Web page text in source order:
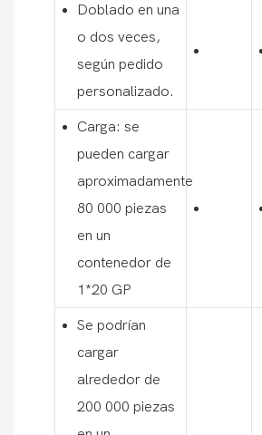
Doblado en una
o dos veces,
según pedido
personalizado.
Carga: se
pueden cargar
aproximadamente
80 000 piezas
en un
contenedor de
1*20 GP
Se podrían
cargar
alrededor de
200 000 piezas